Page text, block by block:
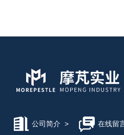
公司简介 > 在线留